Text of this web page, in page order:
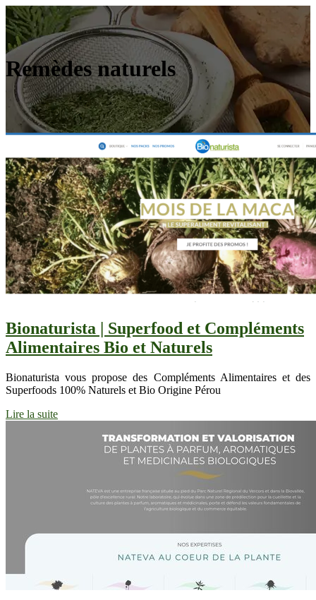
Remèdes naturels
Bionaturista | Superfood et Compléments
Alimentaires Bio et Naturels
Bionaturista vous propose des Compléments Alimentaires et des
Superfoods 100% Naturels et Bio Origine Pérou
Lire la suite